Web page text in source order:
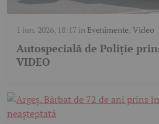
1 iun. 2026, 18:17în Evenimente,Video
Autospecială de Poliție
VIDEO